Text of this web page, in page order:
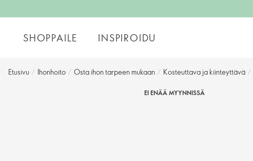
SHOPPAILE INSPIROIDU
Etusivu / Ihonhoito / Osta ihon tarpeen mukaan / Kosteuttava ja kiinteyttävä /
EI ENÄÄ MYYNNISSÄ